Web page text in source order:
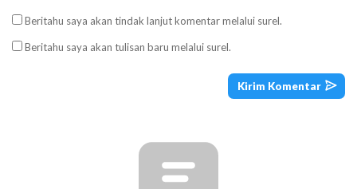
Beritahu saya akan tindak lanjut komentar melalui surel.
Beritahu saya akan tulisan baru melalui surel.